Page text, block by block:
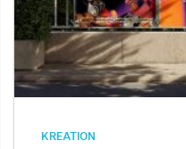
KREATION